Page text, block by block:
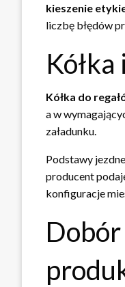
kieszenie
liczbę błędów
Kółka do
a w
załadunku.
Podstawy
producent
konfiguracje